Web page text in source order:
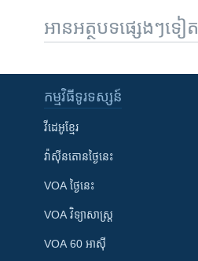
អានអត្ថបទផ្សេងៗទៀត
កម្មវិធី​ទូរទស្សន៍
វីដេអូ​ខ្មែរ
វ៉ាស៊ីនតោន​ថ្ងៃ​នេះ
VOA ថ្ងៃនេះ
VOA ​វិទ្យាសាស្ត្រ
VOA 60 អាស៊ី